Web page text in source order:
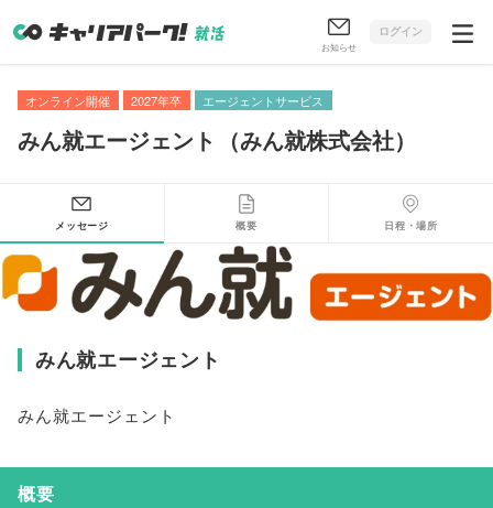
お知らせ
ログイン
オンライン開催 2027年卒 エージェントサービス
みん就エージェント （みん就株式会社）
メッセージ 概要 日程・場所
みん就エージェント
みん就エージェント
概要